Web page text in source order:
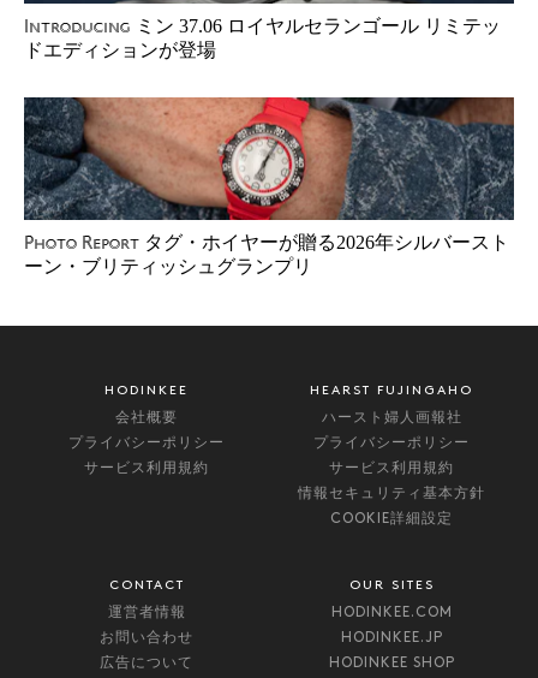
Introducing ミン 37.06 ロイヤルセランゴール リミテッ
ドエディションが登場
Photo Report タグ・ホイヤーが贈る2026年シルバースト
ーン・ブリティッシュグランプリ
HODINKEE
会社概要
プライバシーポリシー
サービス利用規約
HEARST FUJINGAHO
ハースト婦人画報社
プライバシーポリシー
サービス利用規約
情報セキュリティ基本方針
COOKIE詳細設定
CONTACT
運営者情報
お問い合わせ
広告について
OUR SITES
HODINKEE.COM
HODINKEE.JP
HODINKEE SHOP